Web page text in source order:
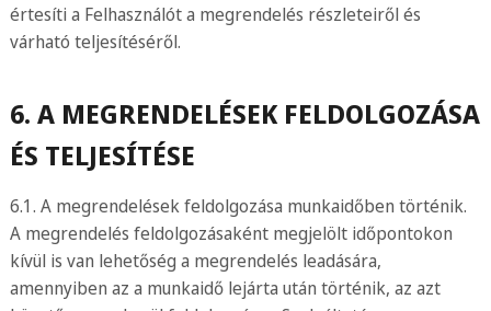
értesíti a Felhasználót a megrendelés részleteiről és
várható teljesítéséről.
6. A MEGRENDELÉSEK FELDOLGOZÁSA
ÉS TELJESÍTÉSE
6.1. A megrendelések feldolgozása munkaidőben történik.
A megrendelés feldolgozásaként megjelölt időpontokon
kívül is van lehetőség a megrendelés leadására,
amennyiben az a munkaidő lejárta után történik, az azt